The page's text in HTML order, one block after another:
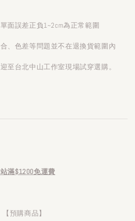
面誤差正負1~2cm為正常範圍
、色差等問題並不在退換貨範圍內
至台北中山工作室現場試穿選購。
滿$1200免運費
【預購商品】